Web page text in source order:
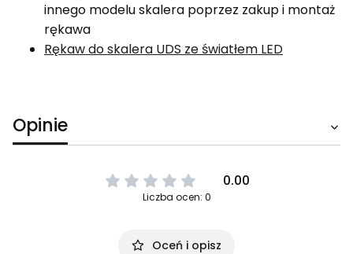
innego modelu skalera poprzez zakup i montaż
rękawa
Rękaw do skalera UDS ze światłem LED
Opinie
0.00
Liczba ocen: 0
Oceń i opisz